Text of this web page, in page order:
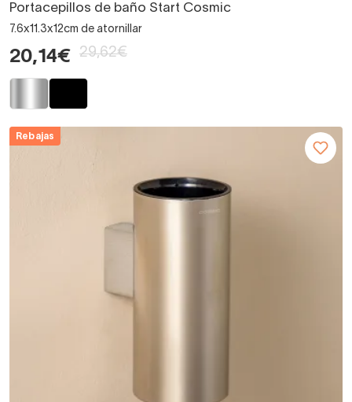
Portacepillos de baño Start Cosmic
7.6x11.3x12cm de atornillar
20,14€ 29,62€
Rebajas